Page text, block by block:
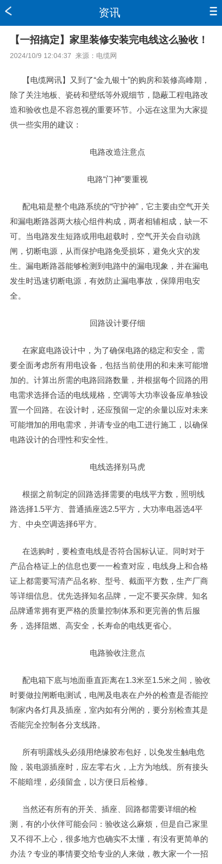
资讯
【一招搞定】家里装修安装完电线这么验收！
2024/10/9 12:04:37 来源： 电缆网
【电缆网讯】又到了“金九银十”的购房和装修高峰期，
除了关注地板、瓷砖和壁纸等外观细节，隐蔽工程电路改
造和验收也是不容忽视的重要环节。小远在这里为大家提
供一些实用的建议：
电路改造注意点
电路“门神”要重视
配电箱是整个电路系统的“守护神”，它主要由空气开关
和漏电断路器两大核心组件构成，两者相辅相成，缺一不
可。当电路发生短路或用电超载时，空气开关会自动跳
闸，切断电源，从而保护电路免受损坏，避免火灾的发
生。漏电断路器能够检测到电路中的漏电现象，并在漏电
发生时迅速切断电源，有效防止漏电事故，保障用电安
全。
回路设计要仔细
在家庭电路设计中，为了确保电路的稳定和安全，需
要全面考虑所有用电设备，包括当前使用的和未来可能增
加的。计算出所需的电路回路数量，并根据每个回路的用
电需求选择合适的电线规格，空调等大功率设备应单独设
置一个回路。在设计时，还应预留一定的余量以应对未来
可能增加的用电需求，并请专业的电工进行施工，以确保
电路设计的合理性和安全性。
电线选择别马虎
根据之前制定的回路选择需要的电线平方数，照明线
路选择1.5平方、普通插座选2.5平方，大功率电器选4平
方、中央空调选择6平方。
在选购时，要检查电线是否符合国标认证。同时对于
产品合格证上的信息也要一一检查对应，电线身上和合格
证上都需要写清产品名称、型号、截面平方数，生产厂商
等详细信息。优先选择知名品牌，一定不要买杂牌。知名
品牌通常拥有更严格的质量控制体系和更完善的售后服
务，选择阻燃、高安全，长寿命的电线更省心。
电路验收注意点
配电箱下底与地面垂直距离在1.3米至1.5米之间，验收
时要做拉闸断电测试，电闸及电表在户外的检查是否能控
制家内各灯具及插座，室内如有分闸的，要分别检查其是
否能完全控制各分支线路。
所有明露线头必须用绝缘胶布包好，以免发生触电危
险，装电源插座时，应左零右火，上方为地线。所有接头
不能暗埋，必须留盒，以方便日后检修。
当然还有所有的开关、插座、回路都需要详细的检
测，有的小伙伴可能会问：验收这么麻烦，但是自己家里
又不得不上心，很多地方也确实不太懂，有没有更简单的
办法？专业的事情要交给专业的人来做，教大家一个一招